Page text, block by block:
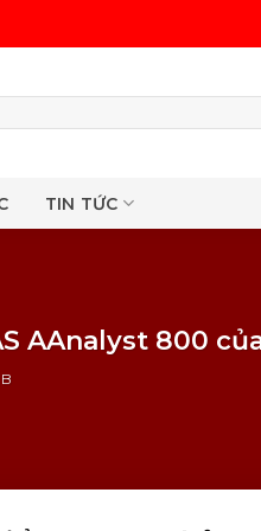
TIN TỨC
AAnalyst 800